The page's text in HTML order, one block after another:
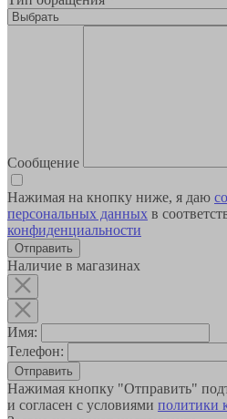
Сообщение
Нажимая на кнопку ниже, я даю
персональных данных в
конфиденциальности
Наличие в магазинах
Имя:
Телефон:
Отправить
Нажимая кнопку "Отправить"
и согласен с условиями политики